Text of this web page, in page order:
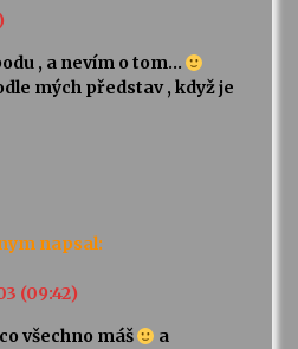
, a nevím o tom…
mých představ , když je
napsal:
(09:42)
všechno máš
a